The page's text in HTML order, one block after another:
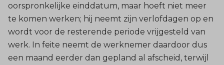
oorspronkelijke einddatum, maar hoeft niet meer
te komen werken; hij neemt zijn verlofdagen op en
wordt voor de resterende periode vrijgesteld van
werk. In feite neemt de werknemer daardoor dus
een maand eerder dan gepland al afscheid, terwijl